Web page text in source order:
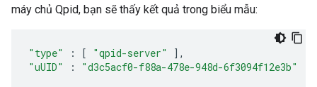
máy chủ Qpid, bạn sẽ thấy kết quả trong biểu mẫu:
"type" : [ "qpid-server"
],
"uUID"
: "d3c5acf0-f88a-478e-948d-6f3094f12e3b"